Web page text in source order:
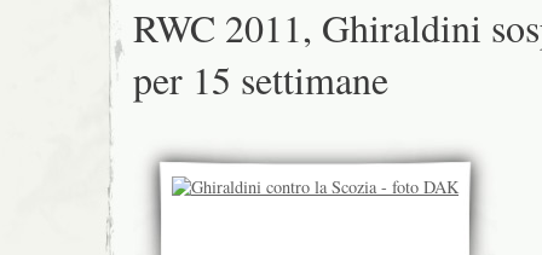
RWC 2011, Ghiraldini
per 15 settimane